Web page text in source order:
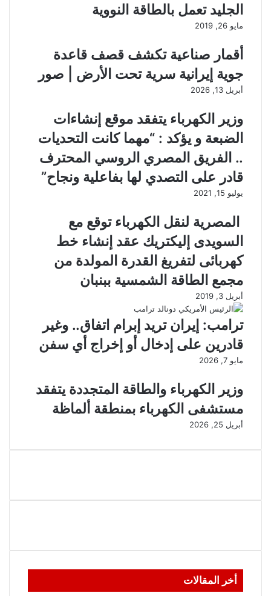
الجليد تعمل بالطاقة النووية
مايو 26, 2019
أقمار صناعية تكشف قصف قاعدة
جوية إيرانية سرية تحت الأرض | صور
أبريل 13, 2026
وزير الكهرباء يتفقد موقع إنشاءات
الضبعة و يؤكد : “مهما كانت التحديات
.. الفريق المصري الروسي المحترف
قادر على التصدي لها بفاعلية ونجاح”
يوليو 15, 2021
المصرية لنقل الكهرباء توقع مع
السويدى إليكتريك عقد إنشاء خط
كهربائى لتفريغ القدرة المولدة من
مجمع الطاقة الشمسية ببنبان
أبريل 3, 2019
ترامب: إيران تريد إبرام اتفاق.. وغير
قادرين على إدخال أو إخراج أي سفن
مايو 7, 2026
وزير الكهرباء والطاقة المتجددة يتفقد
مستشفى الكهرباء بمنطقة ألماظة
أبريل 25, 2026
أخر المقالات